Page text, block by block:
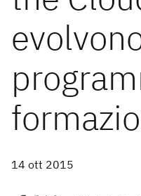
14 ott 2015